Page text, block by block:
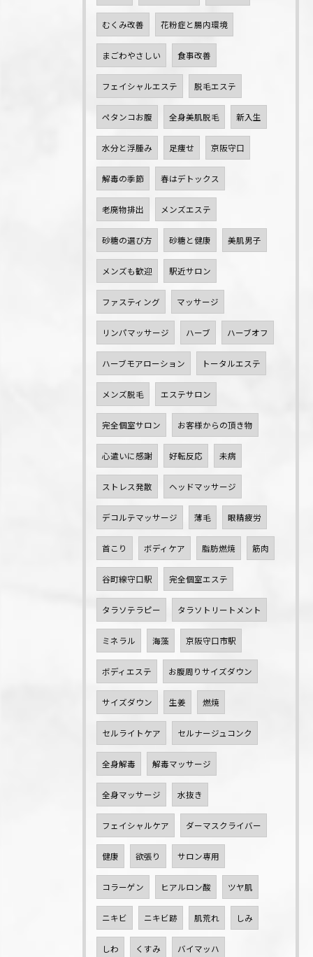
むくみ改善 花粉症と腸内環境
まごわやさしい 食事改善
フェイシャルエステ 脱毛エステ
ペタンコお腹 全身美肌脱毛 新入生
水分と浮腫み 足痩せ 京阪守口
解毒の季節 春はデトックス
老廃物排出 メンズエステ
砂糖の選び方 砂糖と健康 美肌男子
メンズも歓迎 駅近サロン
ファスティング マッサージ
リンパマッサージ ハーブ ハーブオフ
ハーブモアローション トータルエステ
メンズ脱毛 エステサロン
完全個室サロン お客様からの頂き物
心遣いに感謝 好転反応 未病
ストレス発散 ヘッドマッサージ
デコルテマッサージ 薄毛 眼精疲労
首こり ボディケア 脂肪燃焼 筋肉
谷町線守口駅 完全個室エステ
タラソテラピー タラソトリートメント
ミネラル 海藻 京阪守口市駅
ボディエステ お腹周りサイズダウン
サイズダウン 生姜 燃焼
セルライトケア セルナージュコンク
全身解毒 解毒マッサージ
全身マッサージ 水抜き
フェイシャルケア ダーマスクライバー
健康 欲張り サロン専用
コラーゲン ヒアルロン酸 ツヤ肌
ニキビ ニキビ跡 肌荒れ しみ
しわ くすみ バイマッハ